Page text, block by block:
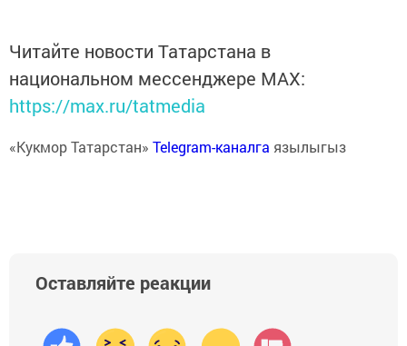
Читайте новости Татарстана в
национальном мессенджере MАХ:
https://max.ru/tatmedia
«Кукмор Татарстан» Telegram-каналга язылыгыз
Оставляйте реакции